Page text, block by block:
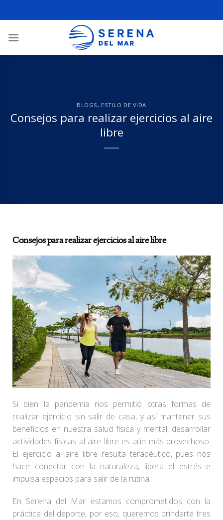
BLOGS, ESTILO DE VIDA
Consejos para realizar ejercicios al aire
libre
Consejos para realizar ejercicios al aire libre
Si bien la pandemia nos permitió otras formas de
realizar ejercicio sin salir de casa, y así mantener sus
beneficios en nuestra salud física y mental, desarrollar
actividades físicas al aire libre es aún más provechoso.
El ejercicio al aire libre resulta terapéutico, pues nos
hace conectar con la naturaleza, libera el estrés e
impulsa espacios para salir de la rutina.
En Serena del Mar estamos comprometidos con la
práctica del deporte, por eso, queremos brindarte tres